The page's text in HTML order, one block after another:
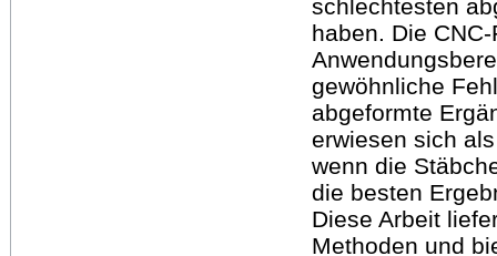
schlechtesten
haben. Die
gewöhnliche
abgeformte
erwiesen sich
wenn die
die besten
Diese Arbeit
Methoden und